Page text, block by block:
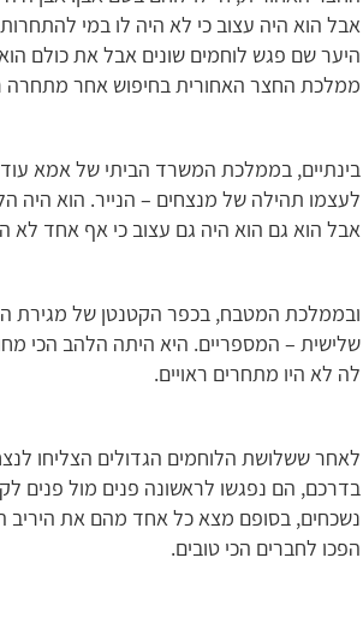
אבל הוא היה עצוב כי לא היה לו במי
היער שם פגש לוחמים שונים אבל את כולם הוא
ממלכת החצר האחורית בחיפוש אחר מתחרה
בינתיים, בממלכת המשרד הביתי של אמא עוד
לעצמו תהילה של מנצחים – הנייר. הוא היה
אבל הוא גם הוא היה גם עצוב כי אף אחד לא
ובממלכת המטבח, בכפר הקטנטן של מגירת
שלישית – המספריים. היא היתה הלהב הכי
לה לא היו מתחרים ראויים.
לאחר ששלושת הלוחמים הגדולים הצליחו
בדרכם, הם נפגשו לראשונה פנים מול פנים
נשכחים, בסופם מצא כל אחד מהם את היריב
הפכו לחברים הכי טובים.